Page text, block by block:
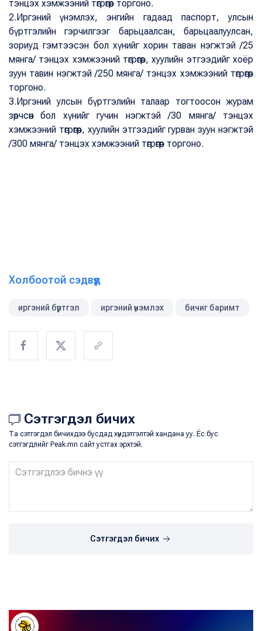
тэнцэх хэмжээний төгрөгөөр торгоно.
2.Иргэний үнэмлэх, энгийн гадаад паспорт, улсын
бүртгэлийн гэрчилгээг барьцаалсан, барьцаалуулсан,
зориуд гэмтээсэн бол хүнийг хорин таван нэгжтэй /25
мянга/ тэнцэх хэмжээний төгрөгөөр, хуулийн этгээдийг хоёр
зуун тавин нэгжтэй /250 мянга/ тэнцэх хэмжээний төгрөгөөр
торгоно.
3.Иргэний улсын бүртгэлийн талаар тогтоосон журам
зөрчсөн бол хүнийг гучин нэгжтэй /30 мянга/ тэнцэх
хэмжээний төгрөгөөр, хуулийн этгээдийг гурван зуун нэгжтэй
/300 мянга/ тэнцэх хэмжээний төгрөгөөр торгоно.
Холбоотой сэдвүүд
иргэний бүртгэл иргэний үнэмлэх бичиг баримт
Сэтгэгдэл бичих
Та сэтгэгдэл бичихдээ бусдад хүндэтгэлтэй хандана уу. Ёс бус
сэтгэгдлийг Peak.mn сайт устгах эрхтэй.
Сэтгэгдэл бичих